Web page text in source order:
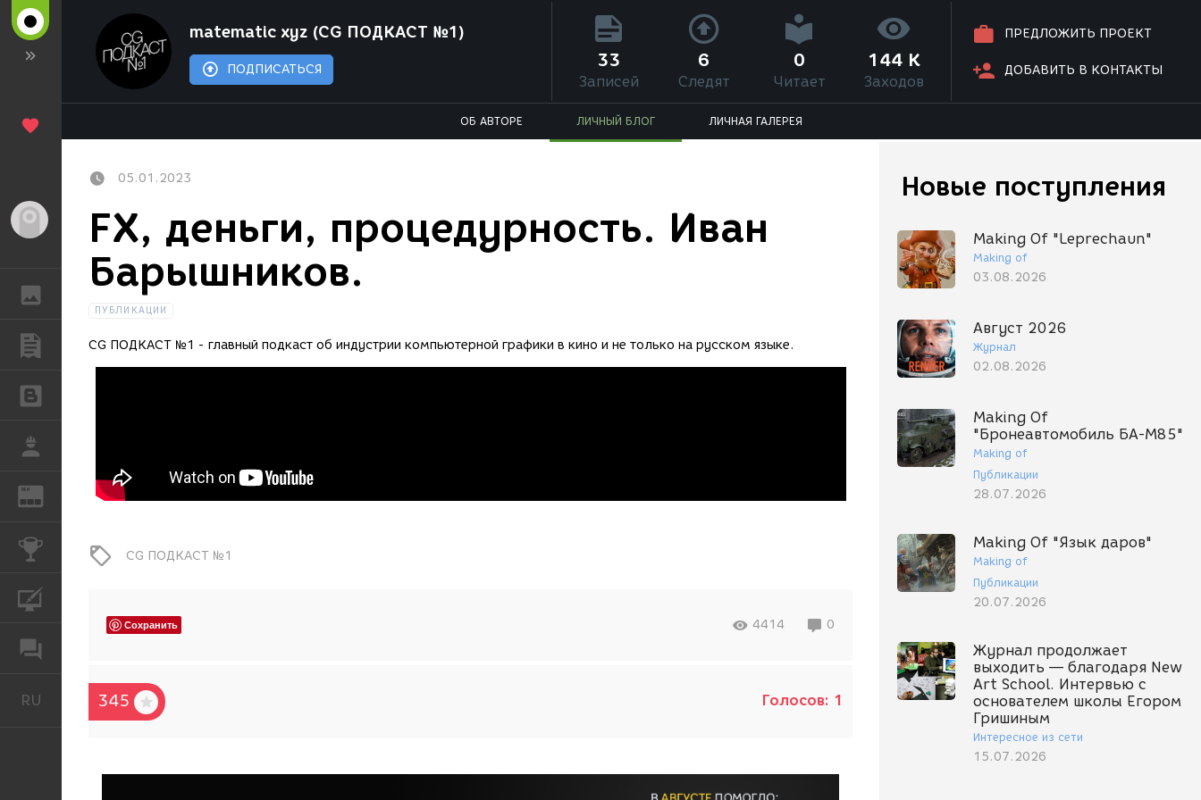
ПУБЛИКАЦИИ
REN ЖУРНАЛ
КОНКУРСЫ
RU Русский
matematic xyz (CG ПОДКАСТ №1)
ПОДПИСАТЬСЯ
ПРЕДЛОЖИТЬ ПРОЕКТ
ДОБАВИТЬ В КОНТАКТЫ
33
Записей
6
Следят
0
Читает
144 K
Заходов
ОБ АВТОРЕ ЛИЧНЫЙ БЛОГ ЛИЧНАЯ ГАЛЕРЕЯ
Новые поступления
Making Of "Leprechaun"
Making of
03.08.2026
Август 2026
Журнал
02.08.2026
Making Of
"Бронеавтомобиль БА-М85"
Making of
Публикации
28.07.2026
Making Of "Язык даров"
Making of
Публикации
20.07.2026
Журнал продолжает
выходить — благодаря New
Art School. Интервью с
основателем школы Егором
Гришиным
Интересное из сети
15.07.2026
05.01.2023
FX, деньги, процедурность. Иван
Барышников.
ПУБЛИКАЦИИ
CG ПОДКАСТ №1 - главный подкаст об индустрии компьютерной графики в кино и не только на русском языке.
CG ПОДКАСТ №1
Сохранить 4414 0
345 Голосов: 1